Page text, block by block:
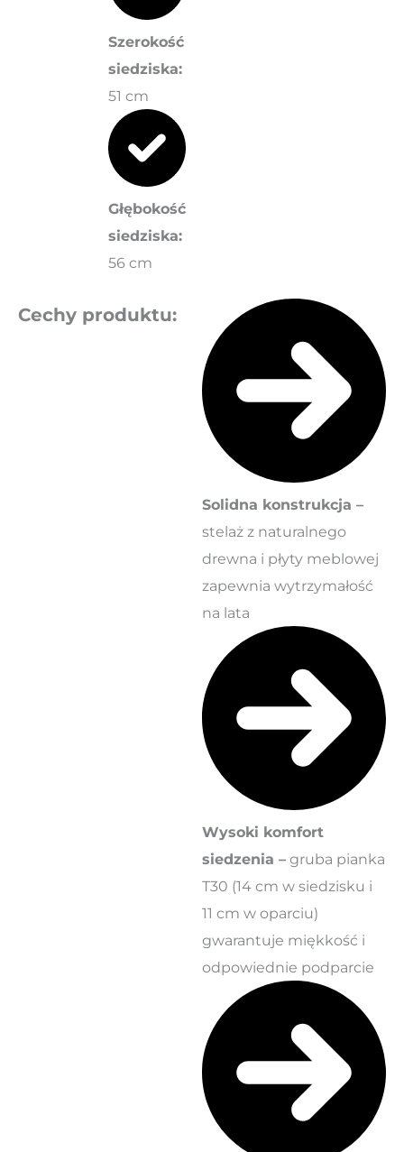
Szerokość
siedziska:
51 cm
Głębokość
siedziska:
56 cm
Cechy produktu:
Solidna konstrukcja –
stelaż z naturalnego
drewna i płyty meblowej
zapewnia wytrzymałość
na lata
Wysoki komfort
siedzenia – gruba pianka
T30 (14 cm w siedzisku i
11 cm w oparciu)
gwarantuje miękkość i
odpowiednie podparcie